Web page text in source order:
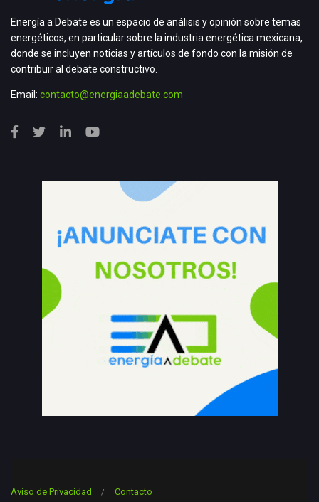
Energía a Debate es un espacio de análisis y opinión sobre temas
energéticos, en particular sobre la industria energética mexicana,
donde se incluyen noticias y artículos de fondo con la misión de
contribuir al debate constructivo.
Email: contacto@energiaadebate.com
Aviso de Privacidad Contacto